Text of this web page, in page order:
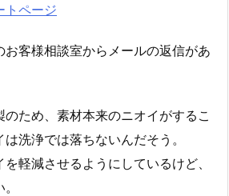
トページ
客様相談室からメールの返信があ
ため、素材本来のニオイがするこ
洗浄では落ちないんだそう。
軽減させるようにしているけど、